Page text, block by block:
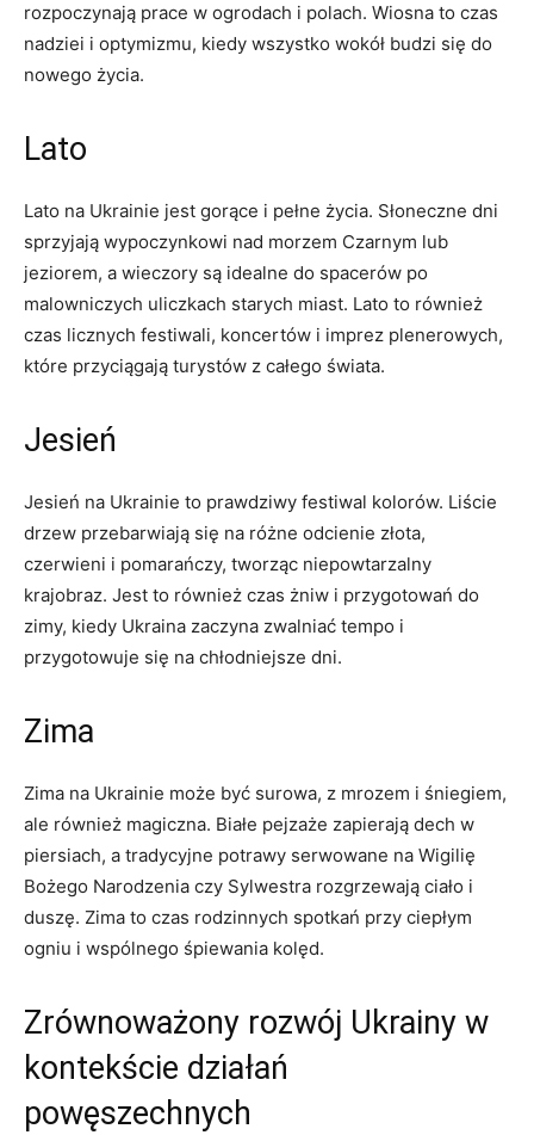
rozpoczynają prace w ogrodach i polach. Wiosna to czas​
nadziei‌ i optymizmu, kiedy wszystko wokół budzi się do
nowego⁣ życia.
Lato
Lato na Ukrainie jest gorące i pełne życia. Słoneczne dni
sprzyjają wypoczynkowi⁤ nad morzem Czarnym lub
jeziorem, a wieczory ⁣są idealne do spacerów po
malowniczych uliczkach ​starych ‍miast. Lato to również‍
czas licznych festiwali, koncertów i imprez plenerowych,
które przyciągają turystów z całego ⁤świata.
Jesień
Jesień na ⁤Ukrainie to prawdziwy festiwal kolorów. Liście
drzew⁤ przebarwiają się na różne odcienie złota,
czerwieni i pomarańczy, tworząc niepowtarzalny
krajobraz. Jest to również czas żniw⁢ i przygotowań ‌do
zimy, kiedy Ukraina zaczyna zwalniać⁢ tempo i⁤
przygotowuje się na⁢ chłodniejsze dni.
Zima
Zima na Ukrainie ‌może być ​surowa, z mrozem i śniegiem,
ale również magiczna. Białe⁤ pejzaże zapierają ​dech w
piersiach, a ⁤tradycyjne potrawy serwowane na Wigilię
Bożego Narodzenia​ czy‍ Sylwestra rozgrzewają ‍ciało i
duszę. Zima to czas ⁢rodzinnych spotkań przy ciepłym
ogniu i wspólnego⁢ śpiewania kolęd.
Zrównoważony rozwój Ukrainy w
kontekście działań
powęszechnych